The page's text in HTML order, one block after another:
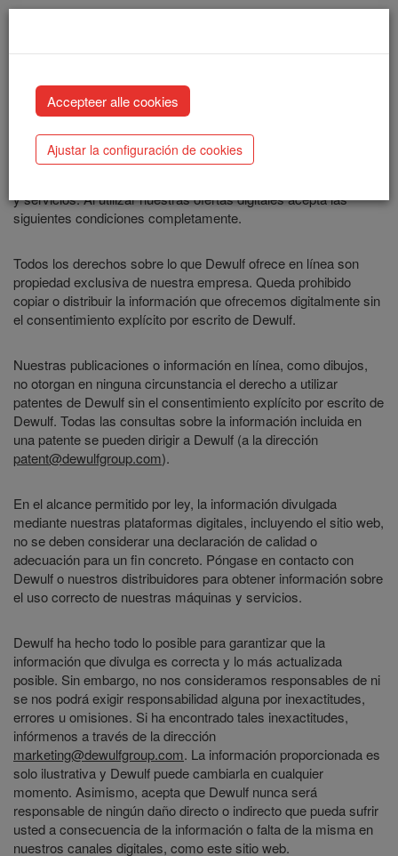
Renuncia de responsabilidad
El sitio web y el resto de la ecosfera digital de Dewulf existen
y servicios. Al utilizar nuestras ofertas digitales acepta las
siguientes condiciones completamente.
Todos los derechos sobre lo que Dewulf ofrece en línea son
propiedad exclusiva de nuestra empresa. Queda prohibido
copiar o distribuir la información que ofrecemos digitalmente sin
el consentimiento explícito por escrito de Dewulf.
Nuestras publicaciones o información en línea, como dibujos,
no otorgan en ninguna circunstancia el derecho a utilizar
patentes de Dewulf sin el consentimiento explícito por escrito de
Dewulf. Todas las consultas sobre la información incluida en
una patente se pueden dirigir a Dewulf (a la dirección
patent@dewulfgroup.com).
En el alcance permitido por ley, la información divulgada
mediante nuestras plataformas digitales, incluyendo el sitio web,
no se deben considerar una declaración de calidad o
adecuación para un fin concreto. Póngase en contacto con
Dewulf o nuestros distribuidores para obtener información sobre
el uso correcto de nuestras máquinas y servicios.
Dewulf ha hecho todo lo posible para garantizar que la
información que divulga es correcta y lo más actualizada
posible. Sin embargo, no nos consideramos responsables de ni
se nos podrá exigir responsabilidad alguna por inexactitudes,
errores u omisiones. Si ha encontrado tales inexactitudes,
infórmenos a través de la dirección
marketing@dewulfgroup.com. La información proporcionada es
solo ilustrativa y Dewulf puede cambiarla en cualquier
momento. Asimismo, acepta que Dewulf nunca será
responsable de ningún daño directo o indirecto que pueda sufrir
usted a consecuencia de la información o falta de la misma en
nuestros canales digitales, como este sitio web.
Ajustar la configuración de cookies